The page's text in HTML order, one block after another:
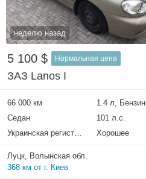
неделю назад
5 100 $ Нормальная цена
ЗАЗ Lanos I
66 000 км 1.4 л, Бензин
Седан
101 л.с.
Украинская регистрация
Хорошее
Луцк, Волынская обл.
368 км от г. Киев